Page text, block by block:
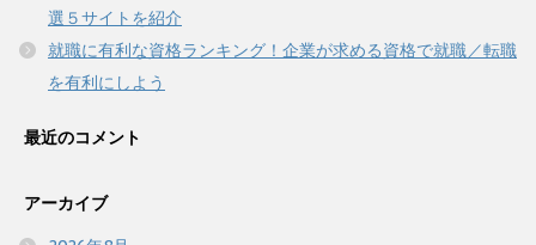
選５サイトを紹介
就職に有利な資格ランキング！企業が求める資格で就職／転職
を有利にしよう
最近のコメント
アーカイブ